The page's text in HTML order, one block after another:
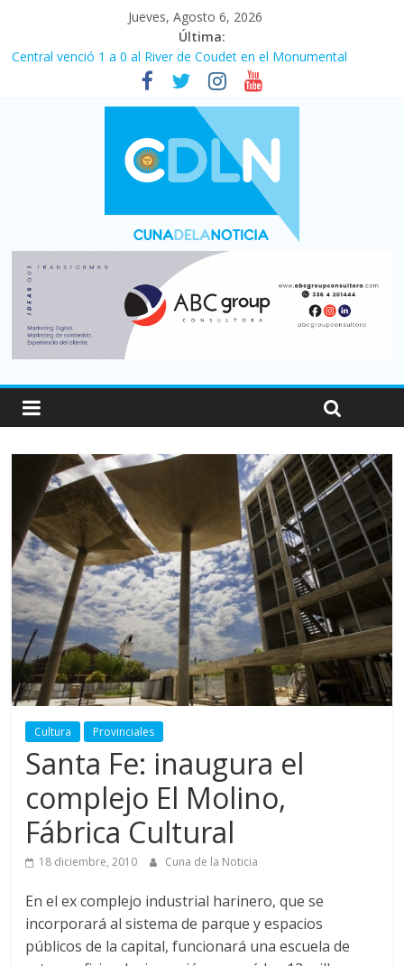
Jueves, Agosto 6, 2026
Última:
Central venció 1 a 0 al River de Coudet en el Monumental
La morosidad alcanzó su nivel más alto en dos décadas y ya
afecta a 400 mil deudores en Santa Fe
Desde que asumió Milei cerraron 41.000 kioscos: el sector
denuncia crisis como en 2001
Vacaciones de invierno con más movimiento y consumo
turístico: 4,6 millones de personas viajaron por el país, un 5,9%
Fuerte caída de la venta de autos usados en julio: bajó un 12,6%
Cultura Provinciales
Santa Fe: inaugura el
complejo El Molino,
Fábrica Cultural
18 diciembre, 2010 Cuna de la Noticia
En el ex complejo industrial harinero, que se
incorporará al sistema de parque y espacios
públicos de la capital, funcionará una escuela de